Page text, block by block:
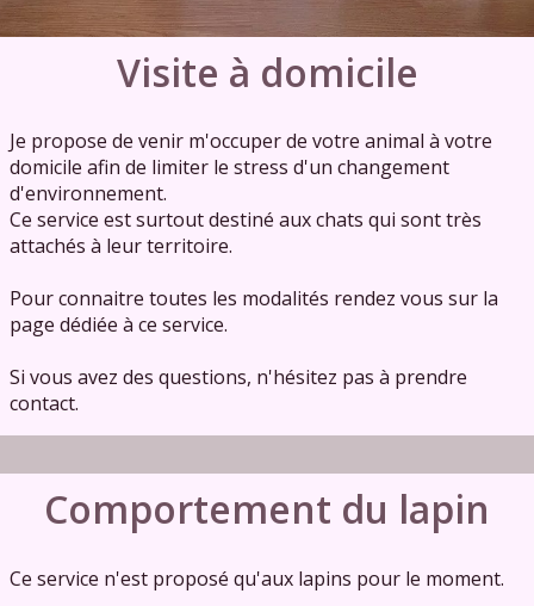
Visite à domicile
Je propose de venir m'occuper de votre animal à votre
domicile afin de limiter le stress d'un changement
d'environnement.
Ce service est surtout destiné aux chats qui sont très
attachés à leur territoire.
Pour connaitre toutes les modalités rendez vous sur la
page dédiée à ce service.
Si vous avez des questions, n'hésitez pas à prendre
contact.
Comportement du lapin
Ce service n'est proposé qu'aux lapins pour le moment.